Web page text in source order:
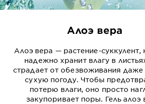
Алоэ вера
Алоэ вера — растение-суккулент,
надежно хранит влагу в
страдает от обезвоживания
сухую погоду. Чтобы
потерю влаги, оно просто
закупоривает поры. Гель алоэ